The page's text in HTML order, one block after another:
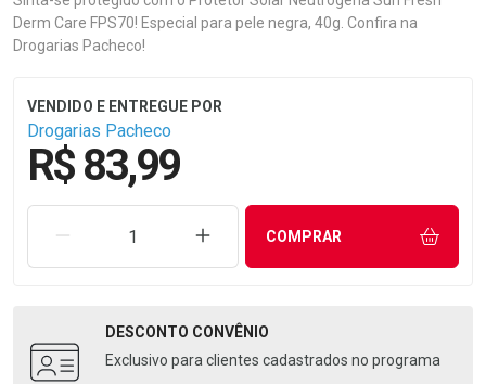
Derm Care FPS70! Especial para pele negra, 40g. Confira na
Drogarias Pacheco!
Drogarias Pacheco
R$ 83,99
REMOVER UMA UNIDADEAUMENTAR UMA UNIDADE
COMPRAR
DESCONTO CONVÊNIO
Exclusivo para clientes cadastrados no programa